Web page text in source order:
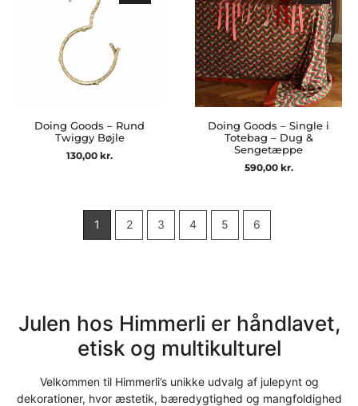
Doing Goods – Rund
Twiggy Bøjle
130,00 kr.
Doing Goods – Single i
Totebag – Dug &
Sengetæppe
590,00 kr.
1 2 3 4 5 6
Julen hos Himmerli er håndlavet,
etisk og multikulturel
Velkommen til Himmerli’s unikke udvalg af julepynt og
dekorationer, hvor æstetik, bæredygtighed og mangfoldighed